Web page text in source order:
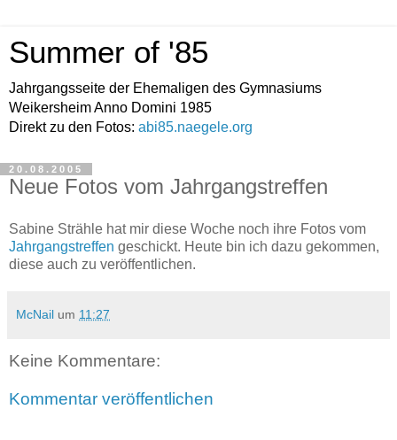
Summer of '85
Jahrgangsseite der Ehemaligen des Gymnasiums
Weikersheim Anno Domini 1985
Direkt zu den Fotos: abi85.naegele.org
20.08.2005
Neue Fotos vom Jahrgangstreffen
Sabine Strähle hat mir diese Woche noch ihre Fotos vom
Jahrgangstreffen geschickt. Heute bin ich dazu gekommen,
diese auch zu veröffentlichen.
McNail um 11:27
Keine Kommentare:
Kommentar veröffentlichen